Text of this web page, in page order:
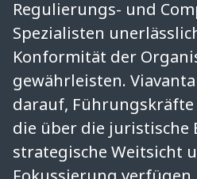
Regulierungs- und
Spezialisten
Konformität der
gewährleisten.
darauf,
die über die juristische
strategische Weitsicht